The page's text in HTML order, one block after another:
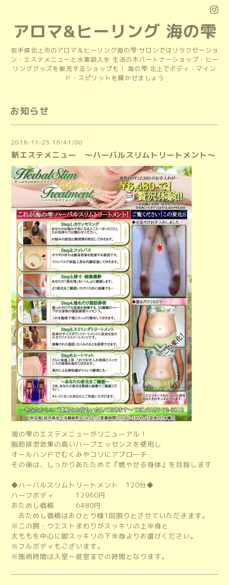
アロマ&ヒーリング 海の雫
岩手県北上市のアロマ＆ヒーリング海の雫 サロンではリラクゼーショ
ン・エステメニューと水素吸入を 生活の木パートナーショップ・ヒー
リンググッズを販売するショップも！ 海の雫 北上でボディ・マイン
ド・スピリットを輝かせましょう
お知らせ
2016-11-25 16:41:00
新エステメニュー ～ハーバルスリムトリートメント～
海の雫のエステメニューがリニューアル！
脂肪排泄効果の高いハーブエッセンスを使用し
オールハンドでむくみやコリにアプローチ
その後は、しっかりあたためて『燃やせる身体』を目指します
◆ハーバルスリムトリートメント 120分◆
ハーフボディ 12960円
おためし価格 6480円
おためし価格はおひとり様1回限りとさせていただきます。
※二の腕・ウエストまわりがスッキリの上半身と
太ももを中心に脚スッキリの下半身よりお選びください。
※フルボディもございます。
※施術時間は入室～退室までの時間となります。